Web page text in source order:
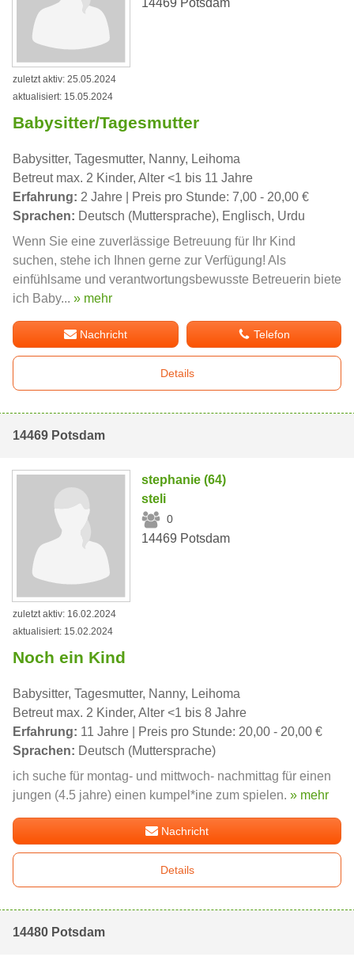
14469 Potsdam
zuletzt aktiv: 25.05.2024
aktualisiert: 15.05.2024
Babysitter/Tagesmutter
Babysitter, Tagesmutter, Nanny, Leihoma
Betreut max. 2 Kinder, Alter <1 bis 11 Jahre
Erfahrung: 2 Jahre | Preis pro Stunde: 7,00 - 20,00 €
Sprachen: Deutsch (Muttersprache), Englisch, Urdu
Wenn Sie eine zuverlässige Betreuung für Ihr Kind
suchen, stehe ich Ihnen gerne zur Verfügung! Als
einfühlsame und verantwortungsbewusste Betreuerin biete
ich Baby... » mehr
Nachricht Telefon
Details
14469 Potsdam
stephanie (64)
steli
0
14469 Potsdam
zuletzt aktiv: 16.02.2024
aktualisiert: 15.02.2024
Noch ein Kind
Babysitter, Tagesmutter, Nanny, Leihoma
Betreut max. 2 Kinder, Alter <1 bis 8 Jahre
Erfahrung: 11 Jahre | Preis pro Stunde: 20,00 - 20,00 €
Sprachen: Deutsch (Muttersprache)
ich suche für montag- und mittwoch- nachmittag für einen
jungen (4.5 jahre) einen kumpel*ine zum spielen. » mehr
Nachricht
Details
14480 Potsdam